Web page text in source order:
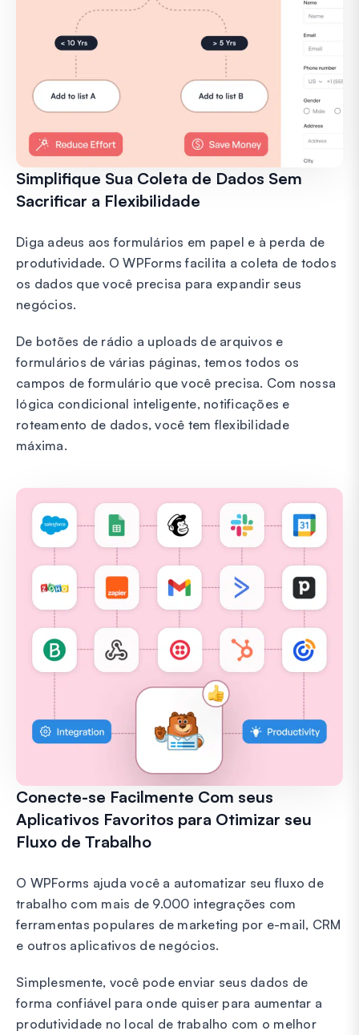
Simplifique Sua Coleta de Dados Sem
Sacrificar a Flexibilidade
Diga adeus aos formulários em papel e à perda de
produtividade. O WPForms facilita a coleta de todos
os dados que você precisa para expandir seus
negócios.
De botões de rádio a uploads de arquivos e
formulários de várias páginas, temos todos os
campos de formulário que você precisa. Com nossa
lógica condicional inteligente, notificações e
roteamento de dados, você tem flexibilidade
máxima.
Conecte-se Facilmente Com seus
Aplicativos Favoritos para Otimizar seu
Fluxo de Trabalho
O WPForms ajuda você a automatizar seu fluxo de
trabalho com mais de 9.000 integrações com
ferramentas populares de marketing por e-mail, CRM
e outros aplicativos de negócios.
Simplesmente, você pode enviar seus dados de
forma confiável para onde quiser para aumentar a
produtividade no local de trabalho com o melhor